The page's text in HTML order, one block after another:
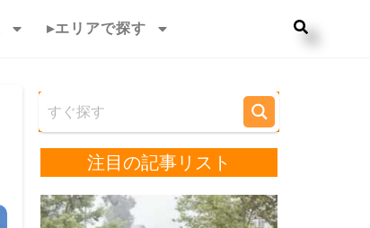
▸エリアで探す
注目の記事リスト